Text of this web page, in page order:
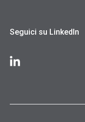
Seguici su LinkedIn